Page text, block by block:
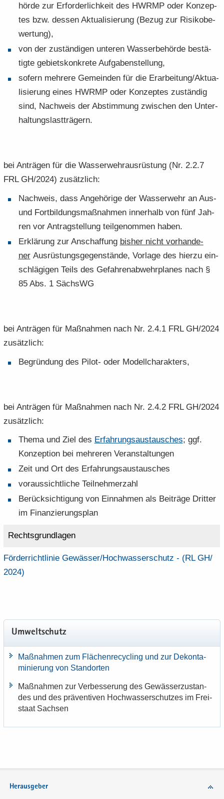
hör­de zur Er­for­der­lich­keit des HWRMP oder Kon­zep­
tes bzw. des­sen Ak­tua­li­sie­rung (Bezug zur Ri­si­ko­be­
wer­tung),
von der zu­stän­di­gen un­te­ren Was­ser­be­hör­de be­stä­
tig­te ge­biets­kon­kre­te Auf­ga­ben­stel­lung,
so­fern meh­re­re Ge­mein­den für die Er­ar­bei­tung/Ak­tua­
li­sie­rung eines HWRMP oder Kon­zep­tes zu­stän­dig
sind, Nach­weis der Ab­stim­mung zwi­schen den Un­ter­
hal­tungs­last­trä­gern.
bei An­trä­gen für die Was­ser­wehr­aus­rüs­tung (Nr. 2.2.7
FRL GH/2024) zu­sätz­lich:
Nach­weis, dass An­ge­hö­ri­ge der Was­ser­wehr an Aus-
und Fort­bil­dungs­maß­nah­men in­ner­halb von fünf Jah­
ren vor An­trag­stel­lung teil­ge­nom­men haben.
Er­klä­rung zur An­schaf­fung bis­her nicht vor­han­de­
nerAus­rüs­tungs­ge­gen­stän­de, Vor­la­ge des hier­zu ein­
schlä­gi­gen Teils des Ge­fah­ren­ab­wehr­pla­nes nach §
85 Abs. 1 SächsWG
bei An­trä­gen für Maß­nah­men nach Nr. 2.4.1 FRL GH/2024
zu­sätz­lich:
Be­grün­dung des Pilot-​ oder Mo­dell­cha­rak­ters,
bei An­trä­gen für Maß­nah­men nach Nr. 2.4.2 FRL GH/2024
zu­sätz­lich:
Thema und Ziel des Er­fah­rungs­aus­tau­sches; ggf.
Kon­zep­ti­on bei meh­re­ren Ver­an­stal­tun­gen
Zeit und Ort des Er­fah­rungs­aus­tau­sches
vor­aus­sicht­li­che Teil­neh­mer­zahl
Be­rück­sich­ti­gung von Ein­nah­men als Bei­trä­ge Drit­ter
im Fi­nan­zie­rungs­plan
Rechts­grund­la­gen
För­der­richt­li­nie Ge­wäs­ser/​Hochwasserschutz -​ (RL GH/​
2024)
Um­welt­schutz
Maß­nah­men zum Flä­chen­re­cy­cling und zur De­kon­ta­
mi­nie­rung von Stand­or­ten
Maß­nah­men zur Ver­bes­se­rung des Ge­wäs­ser­zu­stan­
des und des prä­ven­ti­ven Hoch­was­ser­schut­zes im Frei­
staat Sach­sen
Herausgeber